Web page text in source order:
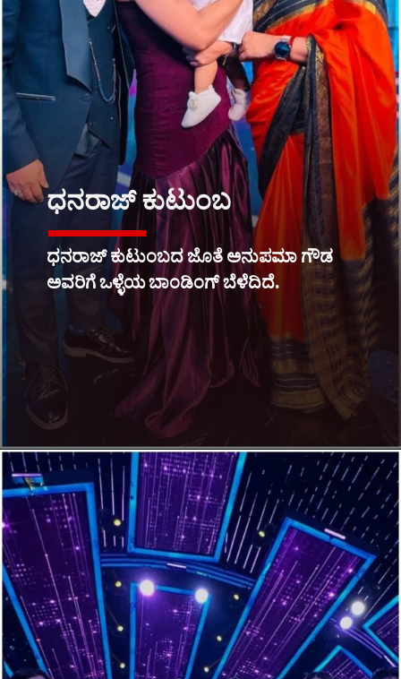
ಧನರಾಜ್ ಕುಟುಂಬದ ಜೊತೆ ಅನುಪಮಾ ಗೌಡ
ಅವರಿಗೆ ಒಳ್ಳೆಯ ಬಾಂಡಿಂಗ್ ಬೆಳೆದಿದೆ.
ಧನರಾಜ್ ಕುಟುಂಬ